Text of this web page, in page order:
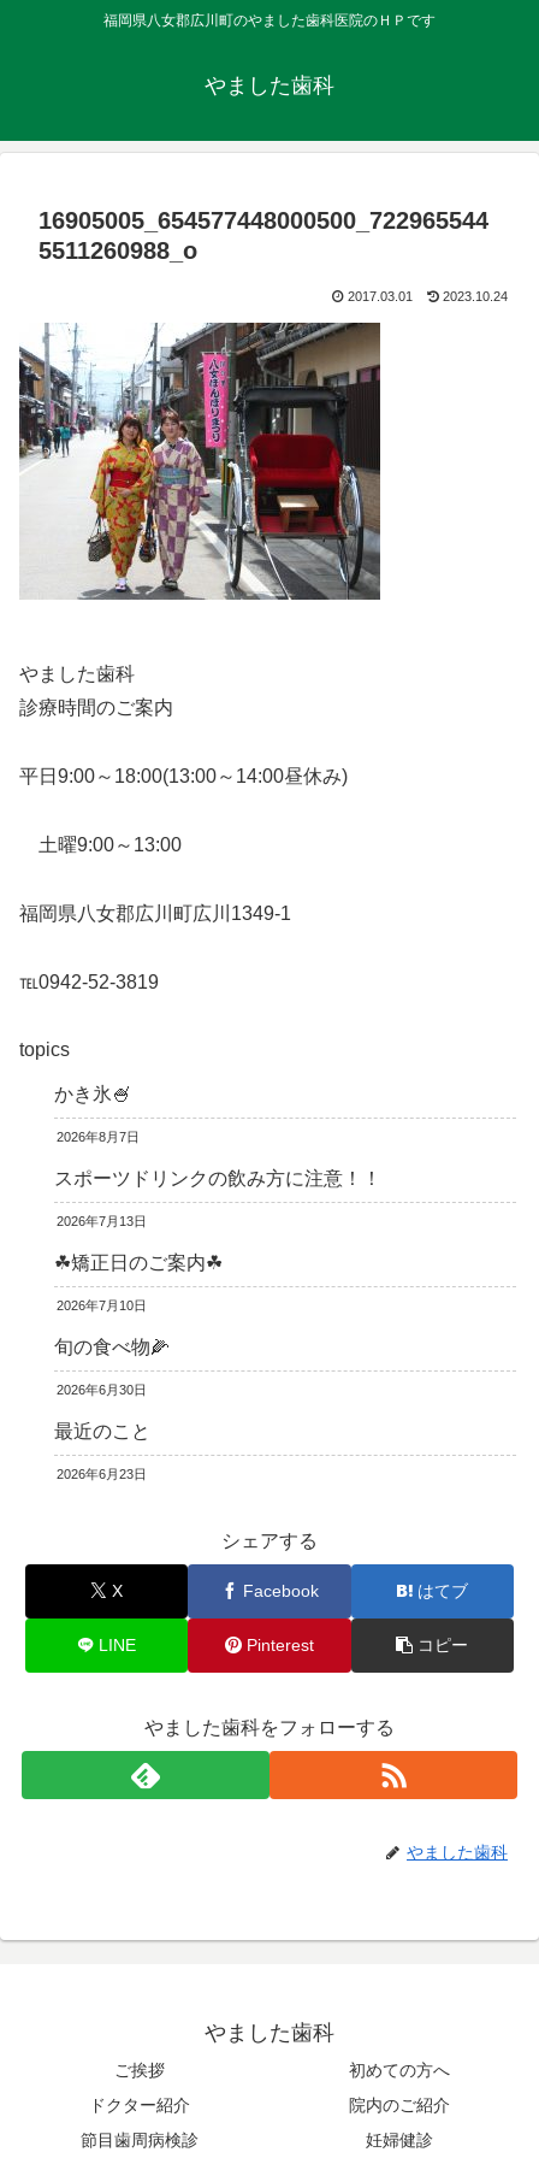
福岡県八女郡広川町のやました歯科医院のＨＰです
やました歯科
16905005_654577448000500_722965544
5511260988_o
2017.03.01 2023.10.24
やました歯科
診療時間のご案内
平日9:00～18:00(13:00～14:00昼休み)
土曜9:00～13:00
福岡県八女郡広川町広川1349-1
℡0942-52-3819
topics
かき氷🍧
2026年8月7日
スポーツドリンクの飲み方に注意！！
2026年7月13日
☘矯正日のご案内☘
2026年7月10日
旬の食べ物🌽
2026年6月30日
最近のこと
2026年6月23日
シェアする
X Facebook はてブ
LINE Pinterest コピー
やました歯科をフォローする
やました歯科
やました歯科
ご挨拶
初めての方へ
ドクター紹介
院内のご紹介
節目歯周病検診
妊婦健診